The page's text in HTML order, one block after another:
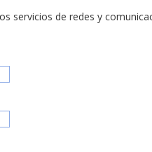
servicios de redes y